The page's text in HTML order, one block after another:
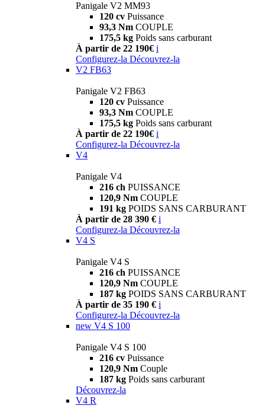
Panigale V2 MM93
120 cv Puissance
93,3 Nm COUPLE
175,5 kg Poids sans carburant
À partir de 22 190€ i
Configurez-la Découvrez-la
V2 FB63
Panigale V2 FB63
120 cv Puissance
93,3 Nm COUPLE
175,5 kg Poids sans carburant
À partir de 22 190€ i
Configurez-la Découvrez-la
V4
Panigale V4
216 ch PUISSANCE
120,9 Nm COUPLE
191 kg POIDS SANS CARBURANT
À partir de 28 390 € i
Configurez-la Découvrez-la
V4 S
Panigale V4 S
216 ch PUISSANCE
120,9 Nm COUPLE
187 kg POIDS SANS CARBURANT
À partir de 35 190 € i
Configurez-la Découvrez-la
new V4 S 100
Panigale V4 S 100
216 cv Puissance
120,9 Nm Couple
187 kg Poids sans carburant
Découvrez-la
V4 R